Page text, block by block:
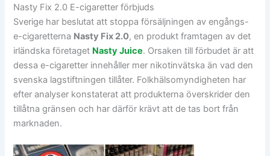
Nasty Fix 2.0 E-cigaretter förbjuds
Sverige har beslutat att stoppa försäljningen av engångs-
e-cigaretterna Nasty Fix 2.0, en produkt framtagen av det
irländska företaget Nasty Juice. Orsaken till förbudet är att
dessa e-cigaretter innehåller mer nikotinvätska än vad den
svenska lagstiftningen tillåter. Folkhälsomyndigheten har
efter analyser konstaterat att produkterna överskrider den
tillåtna gränsen och har därför krävt att de tas bort från
marknaden.